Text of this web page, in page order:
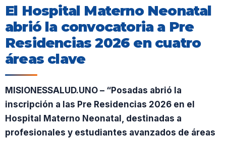
El Hospital Materno Neonatal
abrió la convocatoria a Pre
Residencias 2026 en cuatro
áreas clave
MISIONESSALUD.UNO – “Posadas abrió la
inscripción a las Pre Residencias 2026 en el
Hospital Materno Neonatal, destinadas a
profesionales y estudiantes avanzados de áreas